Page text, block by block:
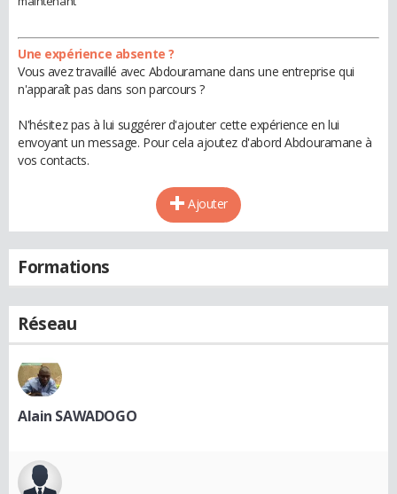
Une expérience absente ?
Vous avez travaillé avec Abdouramane dans une entreprise qui
n'apparaît pas dans son parcours ?
N'hésitez pas à lui suggérer d'ajouter cette expérience en lui
envoyant un message. Pour cela ajoutez d'abord Abdouramane à
vos contacts.
Ajouter
Formations
Réseau
Alain SAWADOGO